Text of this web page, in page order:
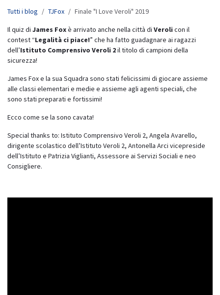
Tutti i blog TJFox Finale "I Love Veroli" 2019
Il quiz di James Foxè arrivato anche nella città di Veroli con il
contest “Legalità ci piace!” che ha fatto guadagnare ai ragazzi
dell’Istituto Comprensivo Veroli 2il titolo di campioni della
sicurezza!
James Fox e la sua Squadra sono stati felicissimi di giocare assieme
alle classi elementari e medie e assieme agli agenti speciali, che
sono stati preparati e fortissimi!
Ecco come se la sono cavata!
Special thanks to: Istituto Comprensivo Veroli 2, Angela Avarello,
dirigente scolastico dell’Istituto Veroli 2, Antonella Arci vicepreside
dell’Istituto e Patrizia Viglianti, Assessore ai Servizi Sociali e neo
Consigliere.